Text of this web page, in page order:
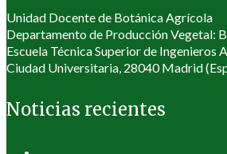
Unidad Docente de Botánica Agrícola
Departamento de Producción Vegetal:
Escuela Técnica Superior de Ingenieros
Ciudad Universitaria, 28040 Madrid
Noticias recientes